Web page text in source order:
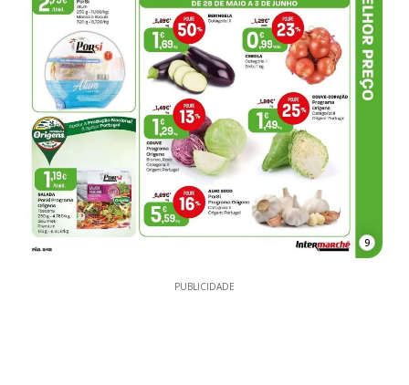
9
PUBLICIDADE